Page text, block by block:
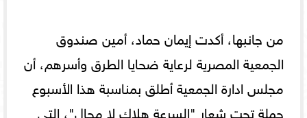
​من جانبها، أكدت إيمان حماد، أمين صندوق
الجمعية المصرية لرعاية ضحايا الطرق وأسرهم، أن
مجلس ادارة الجمعية أطلق بمناسبة هذا الأسبوع
حملة تحت شعار "السرعة هلاك لا محال"، التى